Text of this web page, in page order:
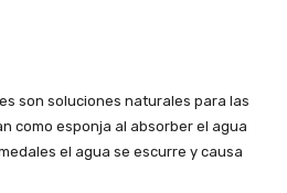
son soluciones naturales para las
como esponja al absorber el agua
el agua se escurre y causa